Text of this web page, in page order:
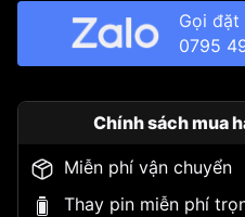
Gọi đặt
0795
Chính sách mua
Miễn phí vận chuyển
Thay pin miễn phí